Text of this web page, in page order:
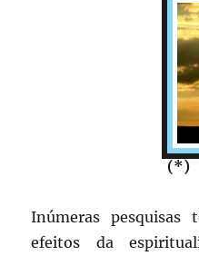
(*)
Inúmeras pesquisas
efeitos da